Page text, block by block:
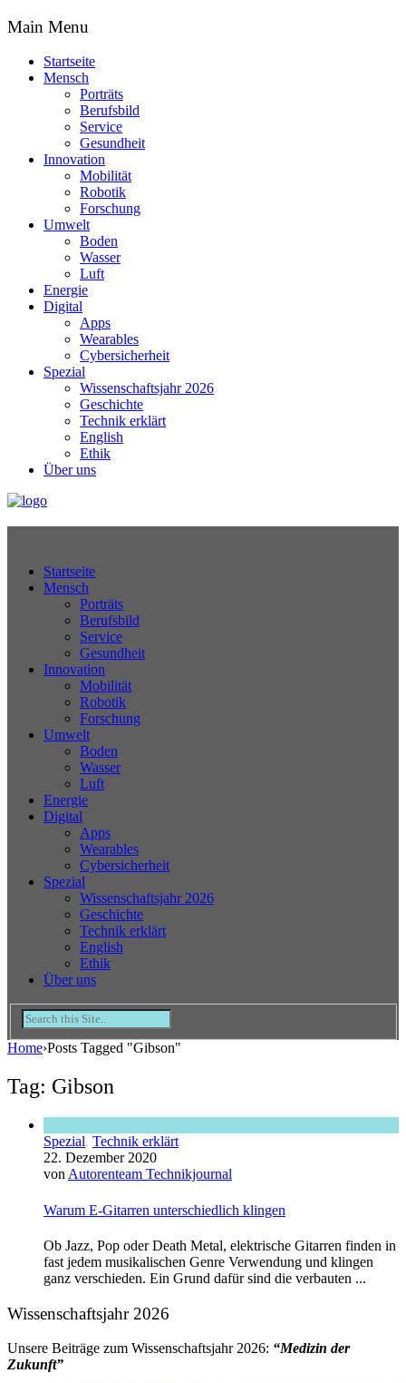
Main Menu
Startseite
Mensch
Porträts
Berufsbild
Service
Gesundheit
Innovation
Mobilität
Robotik
Forschung
Umwelt
Boden
Wasser
Luft
Energie
Digital
Apps
Wearables
Cybersicherheit
Spezial
Wissenschaftsjahr 2026
Geschichte
Technik erklärt
English
Ethik
Über uns
Startseite
Mensch
Porträts
Berufsbild
Service
Gesundheit
Innovation
Mobilität
Robotik
Forschung
Umwelt
Boden
Wasser
Luft
Energie
Digital
Apps
Wearables
Cybersicherheit
Spezial
Wissenschaftsjahr 2026
Geschichte
Technik erklärt
English
Ethik
Über uns
Home›Posts Tagged "Gibson"
Tag: Gibson
Spezial, Technik erklärt
22. Dezember 2020
von Autorenteam Technikjournal
Warum E-Gitarren unterschiedlich klingen
Ob Jazz, Pop oder Death Metal, elektrische Gitarren finden in
fast jedem musikalischen Genre Verwendung und klingen
ganz verschieden. Ein Grund dafür sind die verbauten ...
Wissenschaftsjahr 2026
Unsere Beiträge zum Wissenschaftsjahr 2026: “Medizin der
Zukunft”